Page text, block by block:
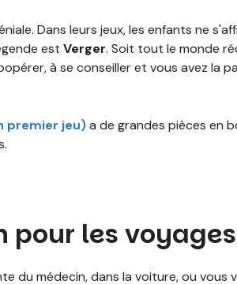
Dans leurs jeux, les enfants ne
est Verger. Soit tout le monde
à se conseiller et vous avez la
premier jeu)a de grandes pièces en
pour les voyages
du médecin, dans la voiture, ou vous